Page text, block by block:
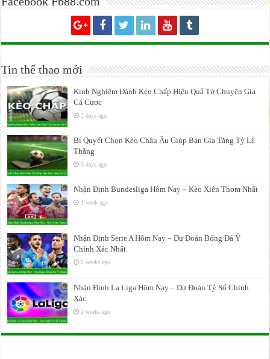
Tin thể thao mới
Kinh Nghiệm Đánh Kèo Chấp Hiệu Quả Từ Chuyên Gia
Cá Cược
2 days ago
Bí Quyết Chọn Kèo Châu Âu Giúp Bạn Gia Tăng Tỷ Lệ
Thắng
5 days ago
Nhận Định Bundesliga Hôm Nay – Kèo Xiên Thơm Nhất
1 week ago
Nhận Định Serie A Hôm Nay – Dự Đoán Bóng Đá Ý
Chính Xác Nhất
2 weeks ago
Nhận Định La Liga Hôm Nay – Dự Đoán Tỷ Số Chính
Xác
2 weeks ago